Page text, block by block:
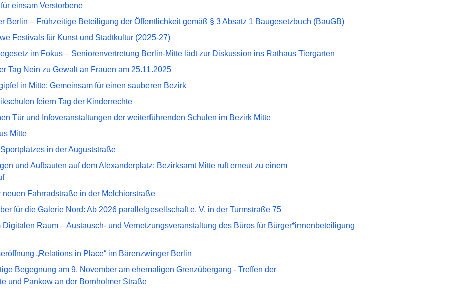
einsam Verstorbene
Berlin – Frühzeitige Beteiligung der Öffentlichkeit gemäß § 3 Absatz 1 Baugesetzbuch (BauGB)
Festivals für Kunst und Stadtkultur (2025-27)
im Fokus – Seniorenvertretung Berlin-Mitte lädt zur Diskussion ins Rathaus Tiergarten
Tag Nein zu Gewalt an Frauen am 25.11.2025
in Mitte: Gemeinsam für einen sauberen Bezirk
feiern Tag der Kinderrechte
Tür und Infoveranstaltungen der weiterführenden Schulen im Bezirk Mitte
Mitte
in der Auguststraße
und Aufbauten auf dem Alexanderplatz: Bezirksamt Mitte ruft erneut zu einem
neuen Fahrradstraße in der Melchiorstraße
für die Galerie Nord: Ab 2026 parallelgesellschaft e. V. in der Turmstraße 75
Digitalen Raum – Austausch- und Vernetzungsveranstaltung des Büros für Bürger*innenbeteiligung
„Relations in Place“ im Bärenzwinger Berlin
Begegnung am 9. November am ehemaligen Grenzübergang - Treffen der
und Pankow an der Bornholmer Straße